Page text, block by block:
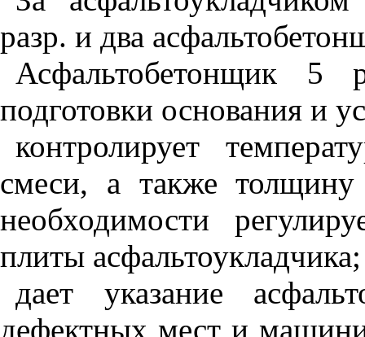
разр. и два
Асфальтобетонщик 5
подготовки основания и
контролирует
смеси, а также
необходимости
плиты асфальтоукладчика;
дает указание
дефектных мест и